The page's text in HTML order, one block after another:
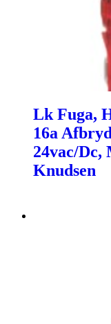
Lk Fuga,
16a
24vac/
Knudsen